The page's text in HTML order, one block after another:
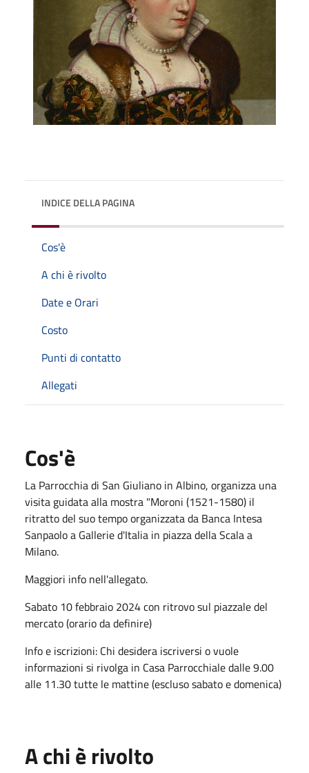
INDICE DELLA PAGINA
Cos'è
A chi è rivolto
Date e Orari
Costo
Punti di contatto
Allegati
Cos'è
La Parrocchia di San Giuliano in Albino, organizza una
visita guidata alla mostra "Moroni (1521-1580) il
ritratto del suo tempo organizzata da Banca Intesa
Sanpaolo a Gallerie d'Italia in piazza della Scala a
Milano.
Maggiori info nell'allegato.
Sabato 10 febbraio 2024 con ritrovo sul piazzale del
mercato (orario da definire)
Info e iscrizioni: Chi desidera iscriversi o vuole
informazioni si rivolga in Casa Parrocchiale dalle 9.00
alle 11.30 tutte le mattine (escluso sabato e domenica)
A chi è rivolto